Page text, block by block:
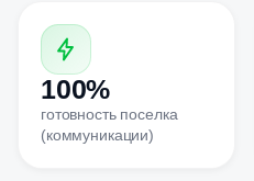
100%
готовность поселка
(коммуникации)